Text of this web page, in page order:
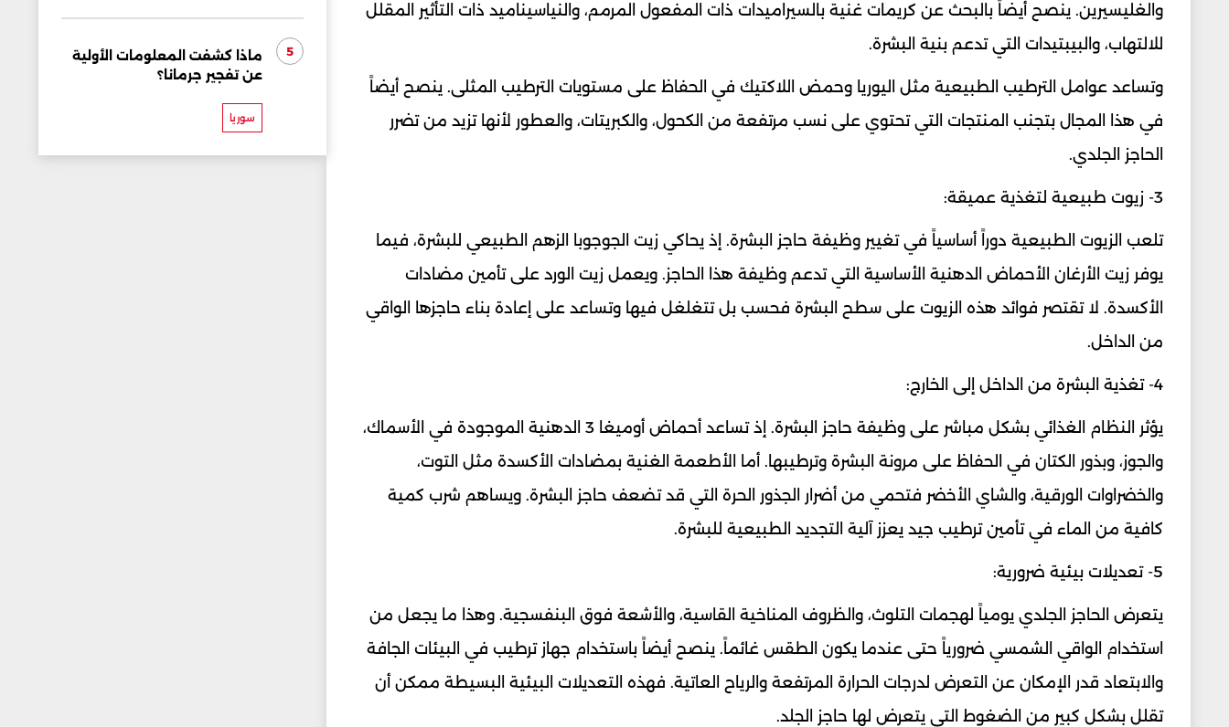
والغليسيرين. ينصح أيضاً بالبحث عن كريمات غنية بالسيراميدات ذات المفعول المرمم، والنياسيناميد ذات التأثير المقلل
للالتهاب، والبيبتيدات التي تدعم بنية البشرة.
وتساعد عوامل الترطيب الطبيعية مثل اليوريا وحمض اللاكتيك في الحفاظ على مستويات الترطيب المثلى. ينصح أيضاً
في هذا المجال بتجنب المنتجات التي تحتوي على نسب مرتفعة من الكحول، والكبريتات، والعطور لأنها تزيد من تضرر
الحاجز الجلدي.
3- زيوت طبيعية لتغذية عميقة:
تلعب الزيوت الطبيعية دوراً أساسياً في تغيير وظيفة حاجز البشرة. إذ يحاكي زيت الجوجوبا الزهم الطبيعي للبشرة، فيما
يوفر زيت الأرغان الأحماض الدهنية الأساسية التي تدعم وظيفة هذا الحاجز. ويعمل زيت الورد على تأمين مضادات
الأكسدة. لا تقتصر فوائد هذه الزيوت على سطح البشرة فحسب بل تتغلغل فيها وتساعد على إعادة بناء حاجزها الواقي
من الداخل.
4- تغذية البشرة من الداخل إلى الخارج:
يؤثر النظام الغذائي بشكل مباشر على وظيفة حاجز البشرة. إذ تساعد أحماض أوميغا 3 الدهنية الموجودة في الأسماك،
والجوز، وبذور الكتان في الحفاظ على مرونة البشرة وترطيبها. أما الأطعمة الغنية بمضادات الأكسدة مثل التوت،
والخضراوات الورقية، والشاي الأخضر فتحمي من أضرار الجذور الحرة التي قد تضعف حاجز البشرة. ويساهم شرب كمية
كافية من الماء في تأمين ترطيب جيد يعزز آلية التجديد الطبيعية للبشرة.
5- تعديلات بيئية ضرورية:
يتعرض الحاجز الجلدي يومياً لهجمات التلوث، والظروف المناخية القاسية، والأشعة فوق البنفسجية. وهذا ما يجعل من
استخدام الواقي الشمسي ضرورياً حتى عندما يكون الطقس غائماً. ينصح أيضاً باستخدام جهاز ترطيب في البيئات الجافة
والابتعاد قدر الإمكان عن التعرض لدرجات الحرارة المرتفعة والرياح العاتية. فهذه التعديلات البيئية البسيطة ممكن أن
تقلل بشكل كبير من الضغوط التي يتعرض لها حاجز الجلد.
5
ماذا كشفت المعلومات الأولية
عن تفجير جرمانا؟
سوريا